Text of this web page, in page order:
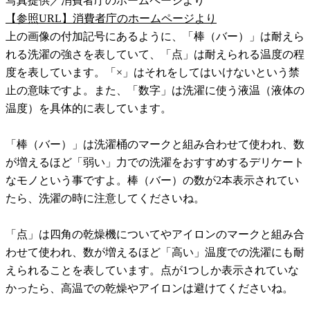
【参照URL】消費者庁のホームページより
上の画像の付加記号にあるように、「棒（バー）」は耐えら
れる洗濯の強さを表していて、「点」は耐えられる温度の程
度を表しています。「×」はそれをしてはいけないという禁
止の意味ですよ。また、「数字」は洗濯に使う液温（液体の
温度）を具体的に表しています。
「棒（バー）」は洗濯桶のマークと組み合わせて使われ、数
が増えるほど「弱い」力での洗濯をおすすめするデリケート
なモノという事ですよ。棒（バー）の数が2本表示されてい
たら、洗濯の時に注意してくださいね。
「点」は四角の乾燥機についてやアイロンのマークと組み合
わせて使われ、数が増えるほど「高い」温度での洗濯にも耐
えられることを表しています。点が1つしか表示されていな
かったら、高温での乾燥やアイロンは避けてくださいね。